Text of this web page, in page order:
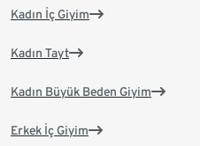
Kadın İç Giyim
Kadın Tayt
Kadın Büyük Beden Giyim
Erkek İç Giyim